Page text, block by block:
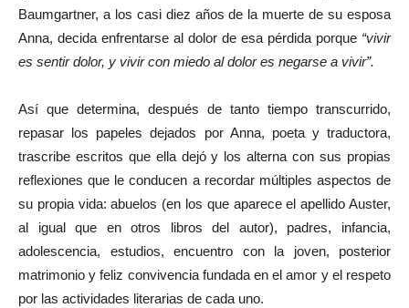
Baumgartner, a los casi diez años de la muerte de su esposa
Anna, decida enfrentarse al dolor de esa pérdida porque “vivir
es sentir dolor, y vivir con miedo al dolor es negarse a vivir”.
Así que determina, después de tanto tiempo transcurrido,
repasar los papeles dejados por Anna, poeta y traductora,
trascribe escritos que ella dejó y los alterna con sus propias
reflexiones que le conducen a recordar múltiples aspectos de
su propia vida: abuelos (en los que aparece el apellido Auster,
al igual que en otros libros del autor), padres, infancia,
adolescencia, estudios, encuentro con la joven, posterior
matrimonio y feliz convivencia fundada en el amor y el respeto
por las actividades literarias de cada uno.